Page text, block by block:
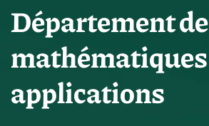
Département de
applications